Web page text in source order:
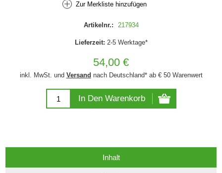
Zur Merkliste hinzufügen
Artikelnr.: 217934
Lieferzeit: 2-5 Werktage*
54,00 €
inkl. MwSt. und Versand nach Deutschland* ab € 50 Warenwert
In Den Warenkorb
Inhalt